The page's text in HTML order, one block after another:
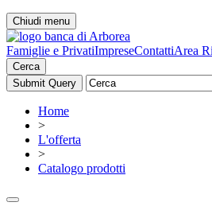
Chiudi menu
Famiglie e PrivatiImpreseContattiArea
Cerca
Home
>
L'offerta
>
Catalogo prodotti